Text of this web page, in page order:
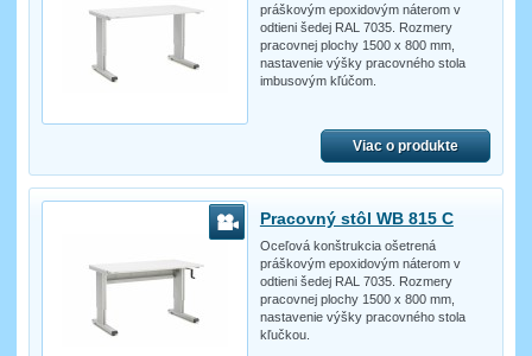
práškovým epoxidovým náterom v
odtieni šedej RAL 7035. Rozmery
pracovnej plochy 1500 x 800 mm,
nastavenie výšky pracovného stola
imbusovým kľúčom.
Viac o produkte
Pracovný stôl WB 815 C
Oceľová konštrukcia ošetrená
práškovým epoxidovým náterom v
odtieni šedej RAL 7035. Rozmery
pracovnej plochy 1500 x 800 mm,
nastavenie výšky pracovného stola
kľučkou.